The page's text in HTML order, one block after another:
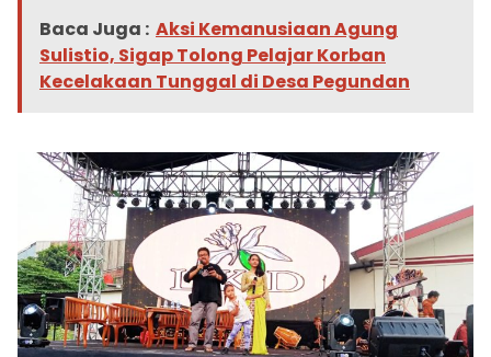
Baca Juga : Aksi Kemanusiaan Agung
Sulistio, Sigap Tolong Pelajar Korban
Kecelakaan Tunggal di Desa Pegundan